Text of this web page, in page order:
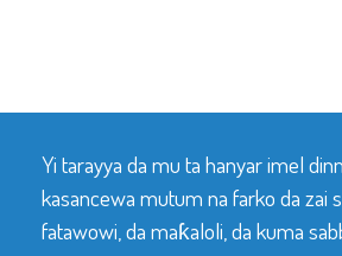
Yi tarayya da mu ta hanyar imel
kasancewa mutum na farko da zai
fatawowi, da maƙaloli, da kuma